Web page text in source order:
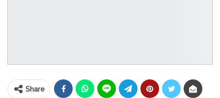
Share